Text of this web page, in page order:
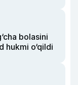
bolasini
hukmi o‘qildi